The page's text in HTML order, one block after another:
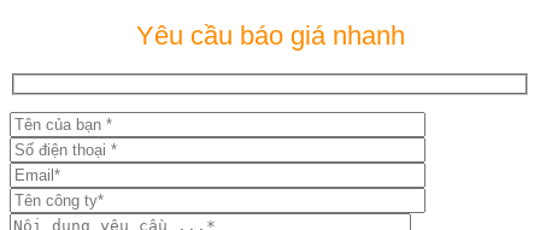
Yêu cầu báo giá nhanh